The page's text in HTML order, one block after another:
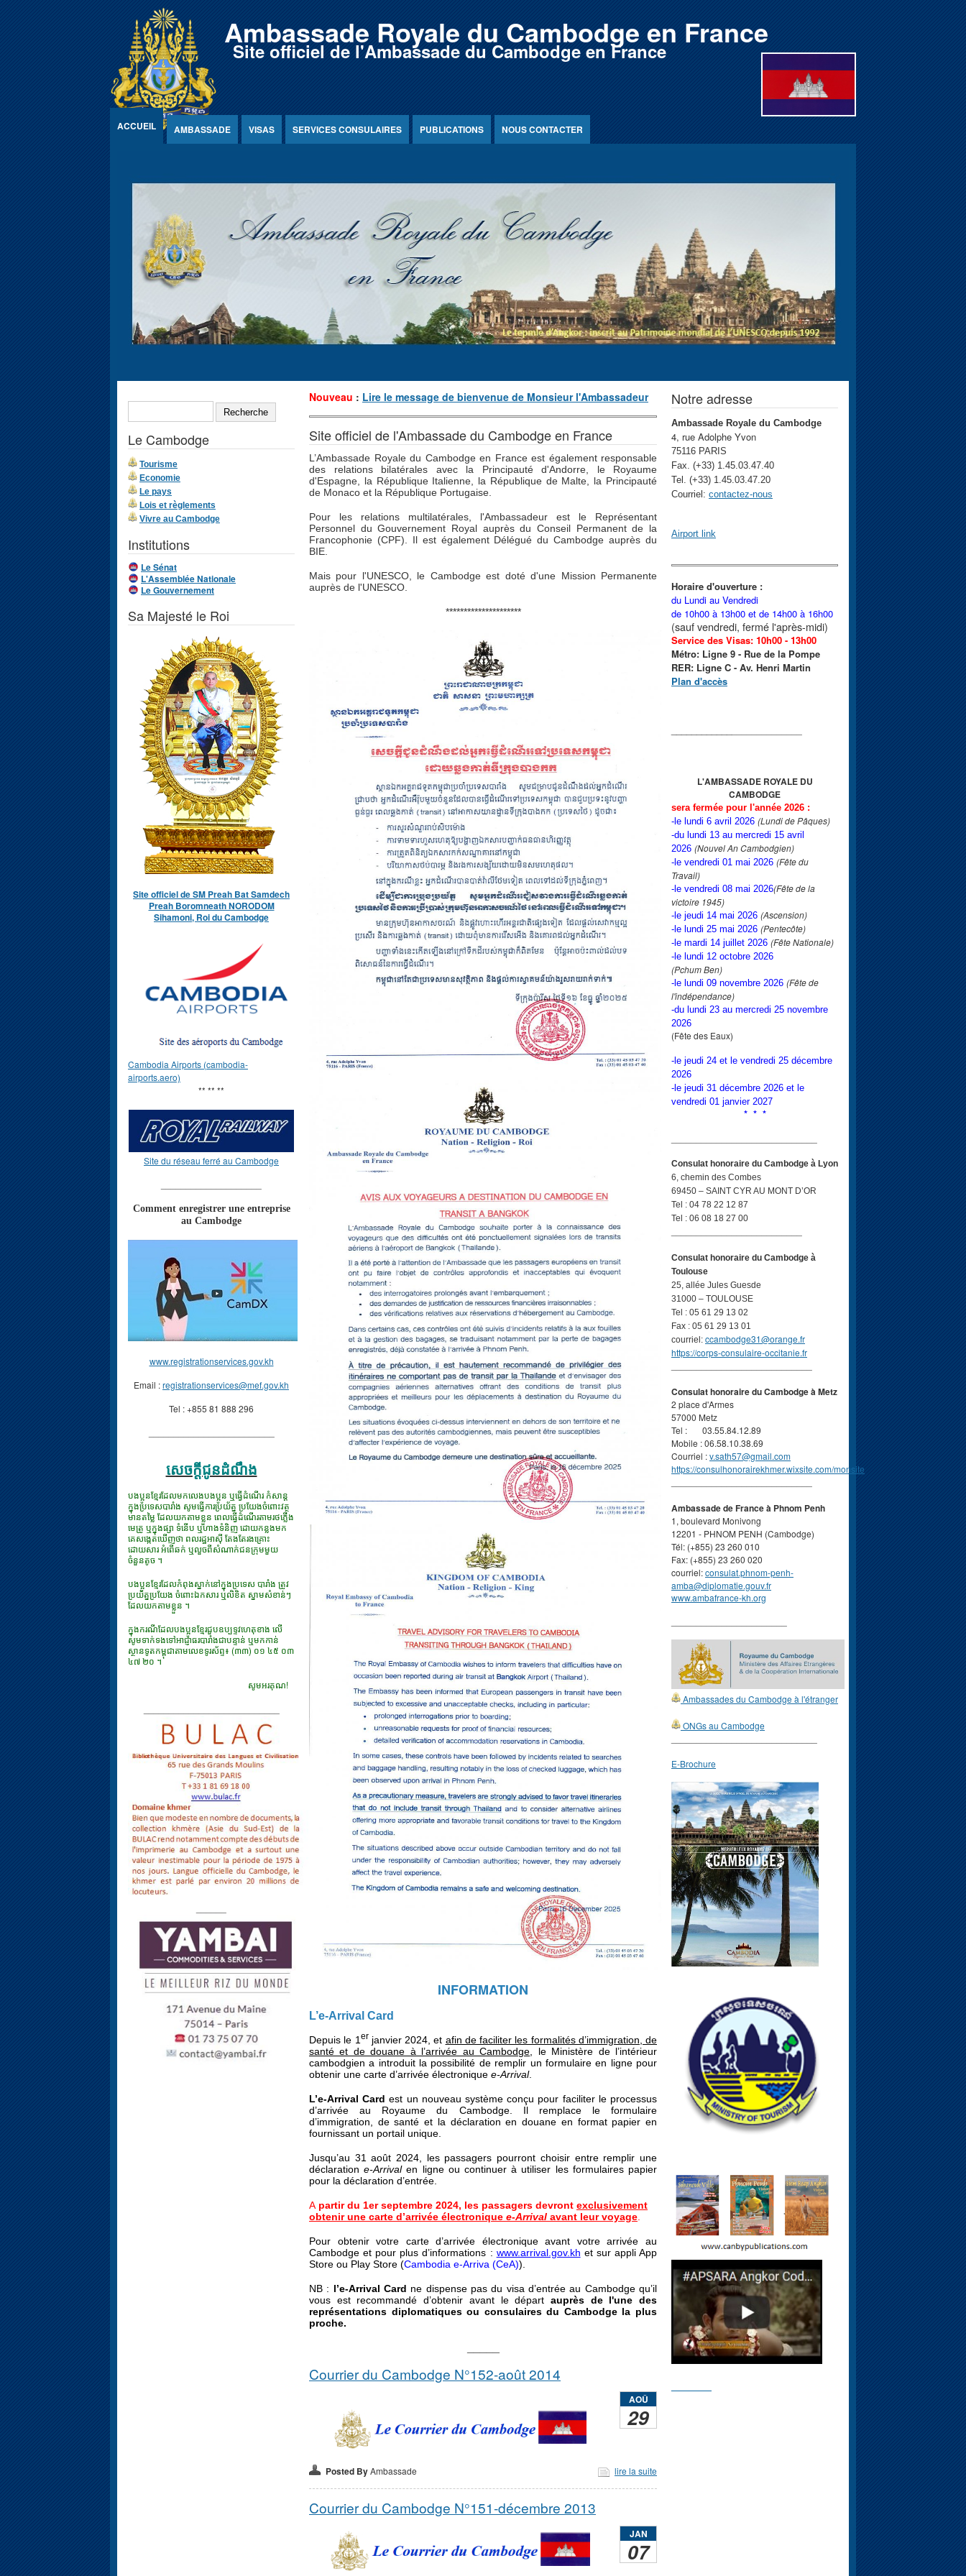
Ambassade Royale du Cambodge en France
Site officiel de l'Ambassade du Cambodge en France
ACCUEIL AMBASSADE VISAS SERVICES CONSULAIRES PUBLICATIONS NOUS CONTACTER
Nouveau : Lire le message de bienvenue de Monsieur l'Ambassadeur
Site officiel de l'Ambassade du Cambodge en France
L’Ambassade Royale du Cambodge en France est également responsable
des relations bilatérales avec la Principauté d'Andorre, le Royaume
d'Espagne, la République Italienne, la République de Malte, la Principauté
de Monaco et la République Portugaise.
Pour les relations multilatérales, l'Ambassadeur est le Représentant
Personnel du Gouvernement Royal auprès du Conseil Permanent de la
Francophonie (CPF). Il est également Délégué du Cambodge auprès du
BIE.
Mais pour l'UNESCO, le Cambodge est doté d'une Mission Permanente
auprès de l'UNESCO.
*********************
INFORMATION
L’e-Arrival Card
Depuis le 1 er janvier 2024, et afin de faciliter les formalités d’immigration, de
santé et de douane à l’arrivée au Cambodge , le Ministère de l’intérieur
cambodgien a introduit la possibilité de remplir un formulaire en ligne pour
obtenir une carte d’arrivée électronique e-Arrival.
L’e-Arrival Card est un nouveau système conçu pour faciliter le processus
d’arrivée au Royaume du Cambodge. Il remplace le formulaire
d’immigration, de santé et la déclaration en douane en format papier en
fournissant un portail unique.
Jusqu’au 31 août 2024, les passagers pourront choisir entre remplir une
déclaratione-Arrivalen ligne ou continuer à utiliser les formulaires papier
pour la déclaration d’entrée.
A partir du 1er septembre 2024, les passagers devront exclusivement
obtenir une carte d’arrivée électronique e-Arrival avant leur voyage
Pour obtenir votre carte d’arrivée électronique avant votre arrivée au
Cambodge et pour plus d’informations : www.arrival.gov.kh et sur appli App
Store ou Play Store (Cambodia e-Arriva (CeA)).
NB : l’e-Arrival Card ne dispense pas du visa d’entrée au Cambodge qu’il
vous est recommandé d’obtenir avant le départ auprès de l'une des
représentations diplomatiques ou consulaires du Cambodge la plus
proche.
Courrier du Cambodge N°152-août 2014
AOÛ
29
Posted ByAmbassade lire la suite
Courrier du Cambodge N°151-décembre 2013
JAN
07
Formulaire de
recherche
Le Cambodge
Tourisme
Economie
Le pays
Lois et règlements
Vivre au Cambodge
Institutions
Le Sénat
L'Assemblée Nationale
Le Gouvernement
Sa Majesté le Roi
Site officiel de SM Preah Bat Samdech
Preah Boromneath NORODOM
Sihamoni, Roi du Cambodge
Cambodia Airports (cambodia-
airports.aero)
** ** **
Site du réseau ferré au Cambodge
Comment enregistrer une entreprise
au Cambodge
www.registrationservices.gov.kh
Email :registrationservices@mef.gov.kh
Tel : +855 81 888 296
សេចក្ដីជូនដំណឹង
បងប្អូនខ្មែរដែលមកលេងបងប្អូន ឬធ្វើដំណើរ កំសាន្ត
ក្នុងប្រទេសបារាំង សូមធ្វើការប្រយ័ត្ន ប្រយែងចំពោះវត្ថុ
មានតម្លៃ ដែលយកតាមខ្លួន ពេលធ្វើដំណើរតាមរថភ្លើង
មេត្រូ ឬក្នុងផ្សា ទំនើប ឬហាងទំនិញ ដោយកន្លងមក
គេសង្កេតឃើញថា ពលរដ្ឋអាស៊ី តែងតែរងគ្រោះ
ដោយសារ អំពើឆក់ ឬលួចពីសំណាក់ជនក្រុមមួយ
ចំនួនតូច ។
បងប្អូនខ្មែរដែលកំពុងស្នាក់នៅក្នុងប្រទេស បារាំង ត្រូវ
ប្រយ័ត្នប្រយែង ចំពោះឯកសារ​ ឬលិខិត ស្នាមសំខាន់ៗ
ដែលយកតាមខ្លួន ។
ក្នុងករណីដែលបងប្អូនខ្មែរជួបឧប្បទ្ទវហេតុខាង លើ
សូមទាក់ទងទៅអាជ្ញាធរបារាំងជាបន្ទាន់ ឬមកកាន់
ស្ថានទូតកម្ពុជាតាមលេខទូរស័ព្ទ៖ (៣៣) ០១ ៤៥ ០៣
៤៧ ២០ ។
សូមអរគុណ!
Notre adresse
Ambassade Royale du Cambodge
4, rue Adolphe Yvon
75116 PARIS
Fax. (+33) 1.45.03.47.40
Tel. (+33) 1.45.03.47.20
Courriel: contactez-nous
Airport link
Horaire d'ouverture :
du Lundi au Vendredi
de 10h00 à 13h00 et de 14h00 à 16h00
(sauf vendredi, fermé l'après-midi)
Service des Visas: 10h00 - 13h00
Métro: Ligne 9 - Rue de la Pompe
RER: Ligne C - Av. Henri Martin
Plan d'accès
L'AMBASSADE ROYALE DU
CAMBODGE
sera fermée pour l'année 2026 :
-le lundi 6 avril 2026 (Lundi de Pâques)
-du lundi 13 au mercredi 15 avril
2026 (Nouvel An Cambodgien)
-le vendredi 01 mai 2026 (Fête du
Travail)
-le vendredi 08 mai 2026(Fête de la
victoire 1945)
-le jeudi 14 mai 2026 (Ascension)
-le lundi 25 mai 2026 (Pentecôte)
-le mardi 14 juillet 2026 (Fête Nationale)
-le lundi 12 octobre 2026
(Pchum Ben)
-le lundi 09 novembre 2026 (Fête de
l'indépendance)
-du lundi 23 au mercredi 25 novembre
2026
(Fête des Eaux)
-le jeudi 24 et le vendredi 25 décembre
2026
-le jeudi 31 décembre 2026 et le
vendredi 01 janvier 2027
* * *
Consulat honoraire du Cambodge à Lyon
6, chemin des Combes
69450 – SAINT CYR AU MONT D’OR
Tel : 04 78 22 12 87
Tel : 06 08 18 27 00
Consulat honoraire du Cambodge à
Toulouse
25, allée Jules Guesde
31000 – TOULOUSE
Tel : 05 61 29 13 02
Fax : 05 61 29 13 01
courriel: ccambodge31@orange.fr
https://corps-consulaire-occitanie.fr
Consulat honoraire du Cambodge à Metz
2 place d'Armes
57000 Metz
Tel : 03.55.84.12.89
Mobile : 06.58.10.38.69
Courriel :v.sath57@gmail.com
https://consulhonorairekhmer.wixsite.com/monsite
Ambassade de France à Phnom Penh
1, boulevard Monivong
12201 - PHNOM PENH (Cambodge)
Tél: (+855) 23 260 010
Fax: (+855) 23 260 020
courriel:consulat.phnom-penh-
amba@diplomatie.gouv.fr
www.ambafrance-kh.org
Ambassades du Cambodge à l'étranger
ONGs au Cambodge
E-Brochure